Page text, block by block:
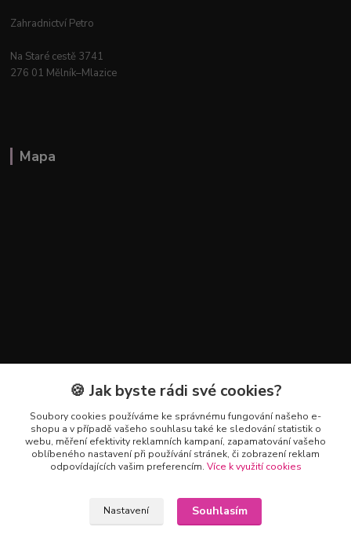
Zahradnictví Petro
Na Staré cestě 3741
276 01 Mělník–Mlazice
Mapa
Kontakty
+420 602 223 614
info@zahradnictvipetro.cz
🍪 Jak byste rádi své cookies?
Soubory cookies používáme ke správnému fungování našeho e-
shopu a v případě vašeho souhlasu také ke sledování statistik o
webu, měření efektivity reklamních kampaní, zapamatování vašeho
oblíbeného nastavení při používání stránek, či zobrazení reklam
odpovídajících vašim preferencím. Více k využití cookies
Nastavení Souhlasím